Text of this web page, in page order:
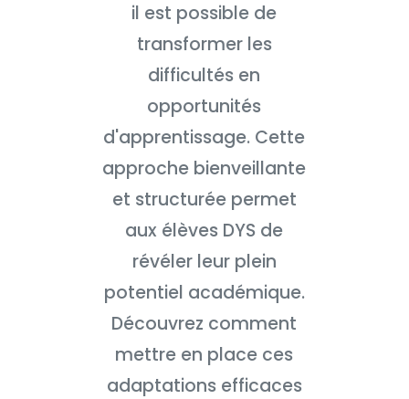
il est possible de
transformer les
difficultés en
opportunités
d'apprentissage. Cette
approche bienveillante
et structurée permet
aux élèves DYS de
révéler leur plein
potentiel académique.
Découvrez comment
mettre en place ces
adaptations efficaces